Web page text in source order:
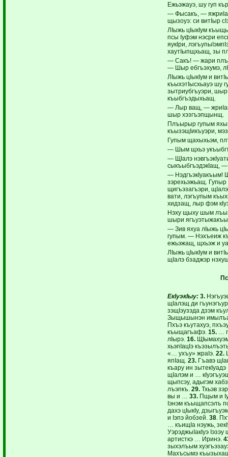
Ежьэжауэ, шу гуп
— Фысакъ, —
щызоуэ: си витIыр
ЛIыжь цIыкIум
псы Iуфэм нэсри
яукIри,
хаутIыпщхьащ, зы
— Сакъ! — жари
— Шыр ебгъэхумэ,
ЛIыжь цIыкIум и
къыхэтIысхьауэ шу
зытриубгъуэри,
къыбгъэдыхьащ.
— Лыр ващ, —
шыр хэзгъэпщынщ.
Плъырыр гупым
къызэщIикъуэри,
Гупым щахыхьэм,
— Шым щхьэ
— ЩIалэ
сыкъыбгъэдэкIащ,
— НэдгъэкIуакъым!
зэрехьэжьащ.
щигъэзагъэри,
вати, лэгъупым
хидзащ, лыр фэм
Нэху щыху шым
шыри
— Зив яхуа лIыжь
гупым. — Нэхъеиж
ежьэжащ, щхьэж и
ЛIыжь цIыкIум и
щIалэ бзаджэр
ЕкIуэкIыу: 3.
щIалэщ ди
зэщIэузэда дзэм
Зыщышынэн
Пхъэ къутахуэ,
къыщагъафэ. 15.…
лIырэ. 16.
хьэпIацIэ
«… ухъу» жраIэ. 22.
япIащ. 23.Гъавэ
къару ин зытекIуадэ
щIалэм и …
щыпсэу, адыгэм
лъэпкъ. 29.Тхьэв
вы и … 33.Пщым и
Iэнэм къыщапсэлъ
дахэ цIыкIу,
и Iэпэ йобзей. 38.
… къищIа нэужь,
УэрэджыIакIуэ
артисткэ … Иринэ.
зыхэлъым
Махъсымэ